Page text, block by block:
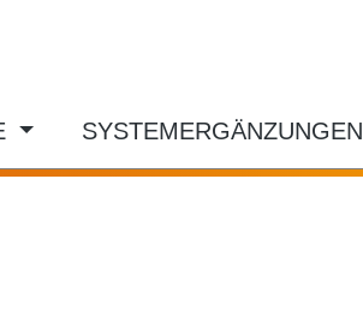
SYSTEMERGÄNZUNGEN